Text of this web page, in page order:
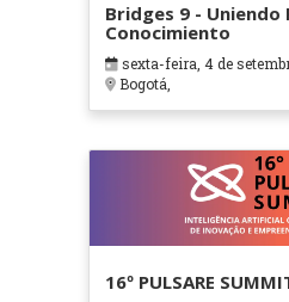
Bridges 9 - Uniendo
Conocimiento
sexta-feira, 4 de
Bogotá,
16º PULSARE